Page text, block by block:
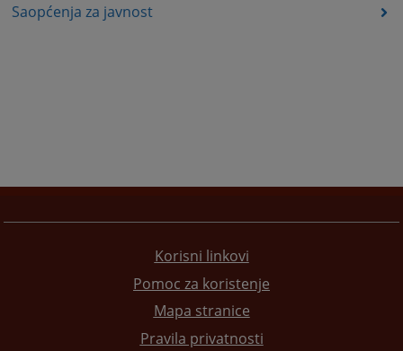
Saopćenja za javnost
Korisni linkovi
Pomoc za koristenje
Mapa stranice
Pravila privatnosti